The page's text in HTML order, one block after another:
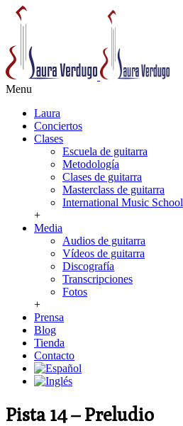
Menu
Laura
Conciertos
Clases
Escuela de guitarra
Metodología
Clases de guitarra
Masterclass de guitarra
International Music School
+
Media
Audios de guitarra
Vídeos de guitarra
Discografía
Transcripciones
Fotos
+
Prensa
Blog
Tienda
Contacto
Pista 14 – Preludio